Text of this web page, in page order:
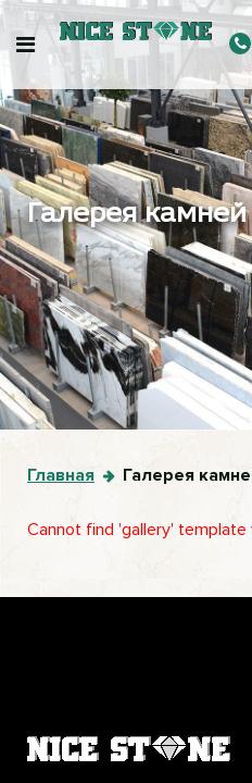
Галерея камней
Главная Галерея
Cannot find 'gallery'